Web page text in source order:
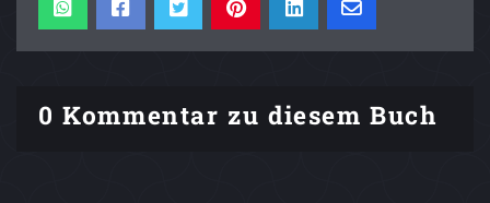
0 Kommentar zu diesem Buch